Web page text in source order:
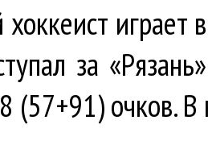
за
(57+91) очков.